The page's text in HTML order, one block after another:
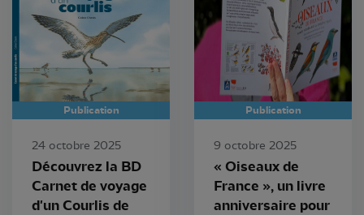
Publication
24 octobre 2025
Découvrez la BD
Carnet de voyage
d'un Courlis de
Publication
9 octobre 2025
« Oiseaux de
France », un livre
anniversaire pour